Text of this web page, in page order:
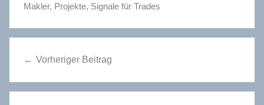
Makler, Projekte, Signale für Trades
Vorheriger Beitrag